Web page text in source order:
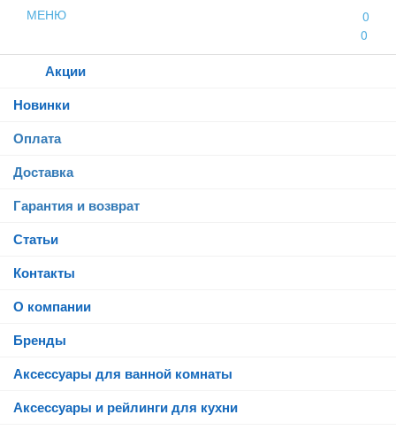
МЕНЮ
0
0
Акции
Новинки
Оплата
Доставка
Гарантия и возврат
Статьи
Контакты
О компании
Бренды
Аксессуары для ванной комнаты
Аксессуары и рейлинги для кухни